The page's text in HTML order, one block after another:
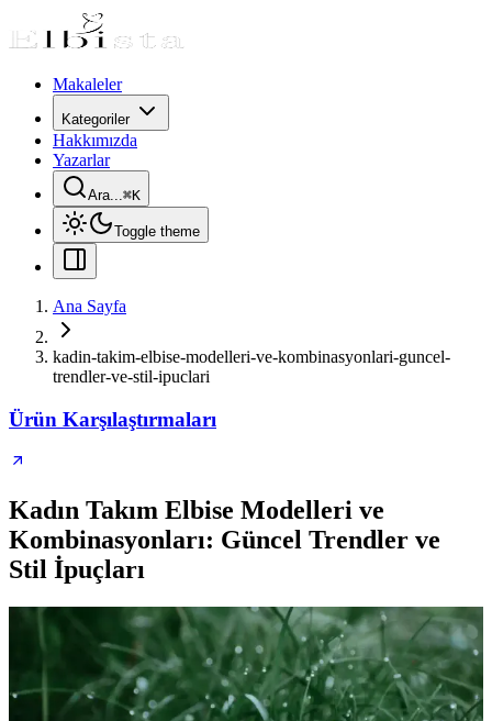
Makaleler
Kategoriler
Hakkımızda
Yazarlar
Ara...⌘K
Toggle theme
Ana Sayfa
kadin-takim-elbise-modelleri-ve-kombinasyonlari-guncel-
trendler-ve-stil-ipuclari
Ürün Karşılaştırmaları
Kadın Takım Elbise Modelleri ve
Kombinasyonları: Güncel Trendler ve
Stil İpuçları